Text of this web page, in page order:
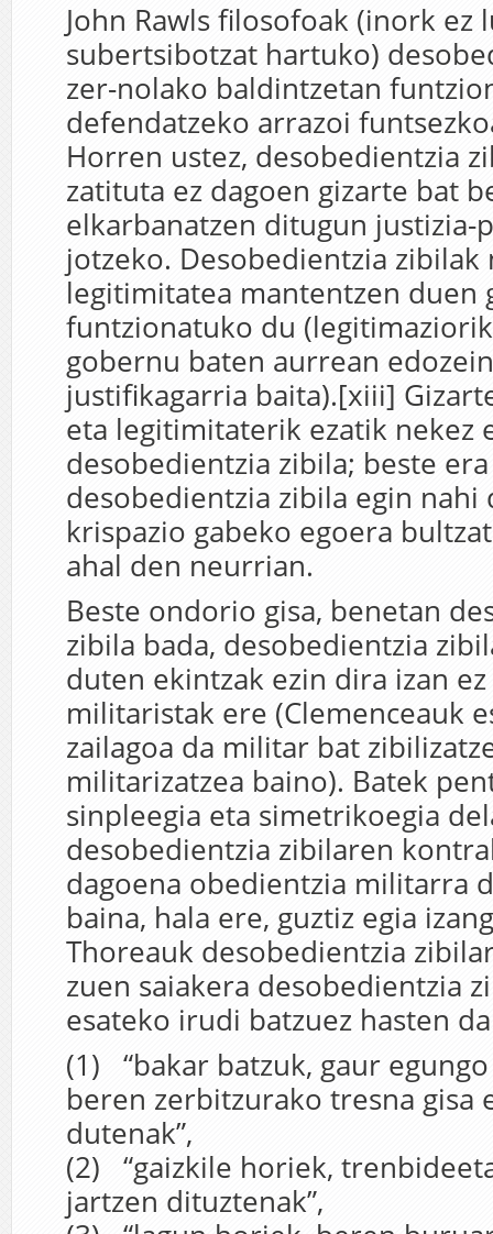
John Rawls filosofoak (inork ez
subertsibotzat hartuko)
zer-nolako baldintzetan
defendatzeko arrazoi
Horren ustez, desobedientzia
zatituta ez dagoen gizarte bat
elkarbanatzen ditugun
jotzeko. Desobedientzia
legitimitatea mantentzen duen
funtzionatuko du
gobernu baten aurrean
justifikagarria baita).[xiii]
eta legitimitaterik ezatik nekez
desobedientzia zibila; beste
desobedientzia zibila egin nahi
krispazio gabeko egoera
ahal den neurrian.
Beste ondorio gisa, benetan
zibila bada, desobedientzia
duten ekintzak ezin dira izan
militaristak ere (Clemenceauk
zailagoa da militar bat
militarizatzea baino). Batek
sinpleegia eta simetrikoegia
desobedientzia zibilaren
dagoena obedientzia militarra
baina, hala ere, guztiz egia
Thoreauk desobedientzia
zuen saiakera desobedientzia
esateko irudi batzuez hasten
(1) “bakar batzuk, gaur
beren zerbitzurako tresna gisa
dutenak”,
(2) “gaizkile horiek,
jartzen dituztenak”,